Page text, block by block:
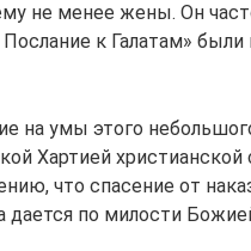
не менее жены. Он
к Галатам»
на умы этого
Хартией
что спасение от
дается по милости